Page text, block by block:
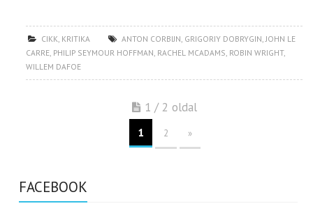
CIKK KRITIKA ANTON CORBIJN GRIGORIY DOBRYGIN JOHN LE
CARRE PHILIP SEYMOUR HOFFMAN RACHEL MCADAMS ROBIN WRIGHT,
WILLEM DAFOE
1 / 2 oldal
1 2 »
FACEBOOK